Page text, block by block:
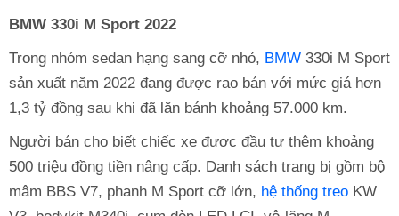
BMW 330i M Sport 2022
Trong nhóm sedan hạng sang cỡ nhỏ, BMW 330i M Sport
sản xuất năm 2022 đang được rao bán với mức giá hơn
1,3 tỷ đồng sau khi đã lăn bánh khoảng 57.000 km.
Người bán cho biết chiếc xe được đầu tư thêm khoảng
500 triệu đồng tiền nâng cấp. Danh sách trang bị gồm bộ
mâm BBS V7, phanh M Sport cỡ lớn, hệ thống treo KW